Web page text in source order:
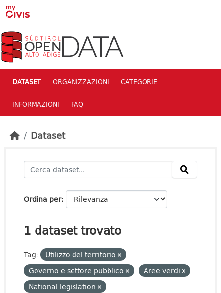
Skip to main content
DATASET ORGANIZZAZIONI CATEGORIE
INFORMAZIONI FAQ
Dataset
Ordina per
1 dataset trovato
Tag:
Utilizzo del territorio
Governo e settore pubblico
Aree verdi
National legislation